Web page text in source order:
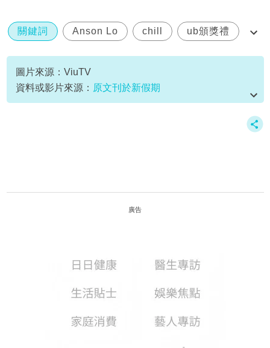
關鍵詞 Anson Lo chill ub頒獎禮
ViuTV
圖片來源：ViuTV
資料或影片來源： 原文刊於新假期
廣告